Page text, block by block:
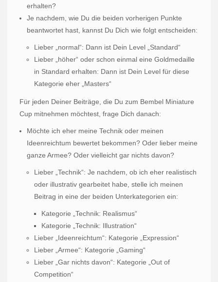
erhalten?
Je nachdem, wie Du die beiden vorherigen Punkte
beantwortet hast, kannst Du Dich wie folgt entscheiden:
Lieber „normal“: Dann ist Dein Level „Standard“
Lieber „höher“ oder schon einmal eine Goldmedaille
in Standard erhalten: Dann ist Dein Level für diese
Kategorie eher „Masters“
Für jeden Deiner Beiträge, die Du zum Bembel Miniature
Cup mitnehmen möchtest, frage Dich danach:
Möchte ich eher meine Technik oder meinen
Ideenreichtum bewertet bekommen? Oder lieber meine
ganze Armee? Oder vielleicht gar nichts davon?
Lieber „Technik“: Je nachdem, ob ich eher realistisch
oder illustrativ gearbeitet habe, stelle ich meinen
Beitrag in eine der beiden Unterkategorien ein:
Kategorie „Technik: Realismus“
Kategorie „Technik: Illustration“
Lieber „Ideenreichtum“: Kategorie „Expression“
Lieber „Armee“: Kategorie „Gaming“
Lieber „Gar nichts davon“: Kategorie „Out of
Competition“